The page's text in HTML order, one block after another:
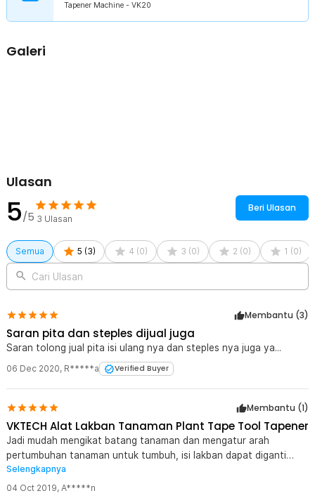
perlu membutuhkan teknik khusus karena semua sudah
tercantum di buku panduan. Isi staples yang digunakan adalah tipe
Material Berkualitas
Machine - VK20
1 x Pita (Sudah Terpasang)
1 x Set Aksesoris
1 x Panduan Penggunaan
Tapener Machine - VK20
Galeri
Ulasan
5/5 3 Ulasan
Beri Ulasan
Semua 5 (3) 4 (0) 3 (0) 2 (0) 1 (0)
Cari Ulasan
Membantu (3)
Saran pita dan steples dijual juga
Saran tolong jual pita isi ulang nya dan steples nya juga ya...
06 Dec 2020, R*****a Verified Buyer
Membantu (1)
VKTECH Alat Lakban Tanaman Plant Tape Tool Tapener
Jadi mudah mengikat batang tanaman dan mengatur arah
pertumbuhan tanaman untuk tumbuh, isi lakban dapat diganti
dengan mudah kalau habis dan praktis digunakan
Selengkapnya
04 Oct 2019, A*****n